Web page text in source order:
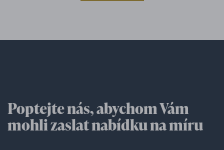
Poptejte nás, abychom Vám
mohli zaslatnabídku na míru